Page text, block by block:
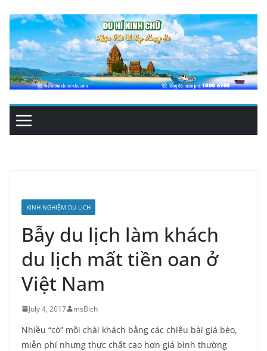
content
KINH NGHIỆM DU LỊCH
Bẫy du lịch làm khách
du lịch mất tiền oan ở
Việt Nam
July 4, 2017 msBich
Nhiều “cò” mồi chài khách bằng các chiêu bài giá bèo,
miễn phí nhưng thực chất cao hơn giá bình thường